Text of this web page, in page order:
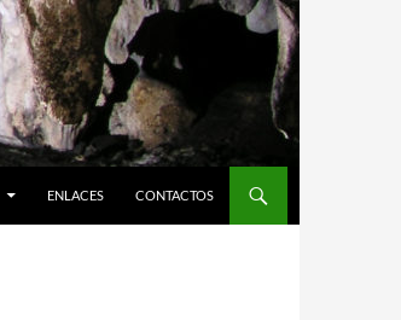
ENLACES CONTACTOS